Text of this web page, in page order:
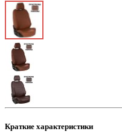
Краткие характеристики